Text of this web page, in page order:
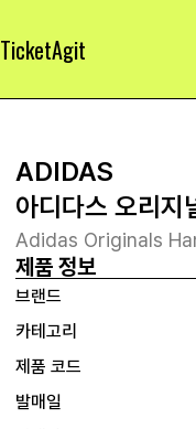
TicketAgit
ADIDAS
아디다스 오리지
Adidas Originals
제품 정보
브랜드
카테고리
제품 코드
발매일